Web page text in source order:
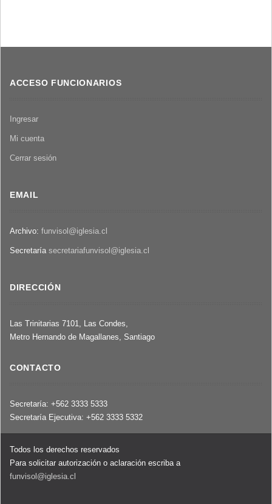
ACCESO FUNCIONARIOS
Ingresar
Mi cuenta
Cerrar sesión
EMAIL
Archivo: funvisol@iglesia.cl
Secretaría secretariafunvisol@iglesia.cl
DIRECCIÓN
Las Trinitarias 7101, Las Condes,
Metro Hernando de Magallanes, Santiago
CONTACTO
Secretaría: +562 3333 5333
Secretaría Ejecutiva: +562 3333 5332
Todos los derechos reservados
Para solicitar autorización o aclaración escriba a
funvisol@iglesia.cl